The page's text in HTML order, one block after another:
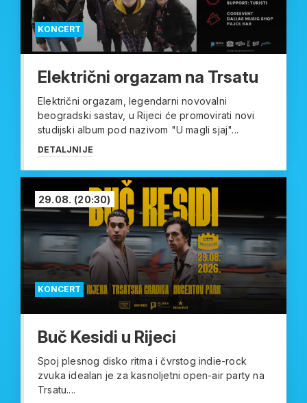
KONCERT
Električni orgazam na Trsatu
Električni orgazam, legendarni novovalni
beogradski sastav, u Rijeci će promovirati novi
studijski album pod nazivom "U magli sjaj"...
DETALJNIJE
KONCERT
29.08. (20:30)
Buč Kesidi u Rijeci
Spoj plesnog disko ritma i čvrstog indie-rock
zvuka idealan je za kasnoljetni open-air party na
Trsatu....